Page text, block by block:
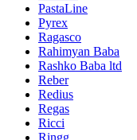
PastaLine
Pyrex
Ragasco
Rahimyan Baba
Rashko Baba ltd
Reber
Redius
Regas
Ricci
Ringg